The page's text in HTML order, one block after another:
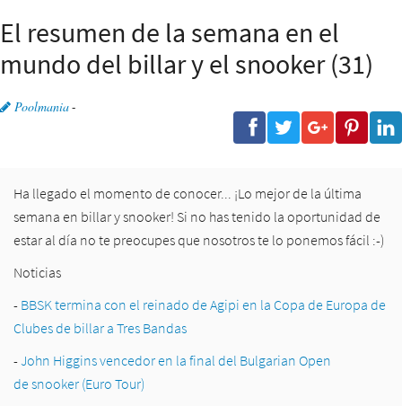
El resumen de la semana en el
mundo del billar y el snooker (31)
Poolmania-
Ha llegado el momento de conocer... ¡Lo mejor de la última
semana en billar y snooker! Si no has tenido la oportunidad de
estar al día no te preocupes que nosotros te lo ponemos fácil :-)
Noticias
- BBSK termina con el reinado de Agipi en la Copa de Europa de
Clubes de billar a Tres Bandas
-John Higgins vencedor en la final del Bulgarian Open
de snooker (Euro Tour)